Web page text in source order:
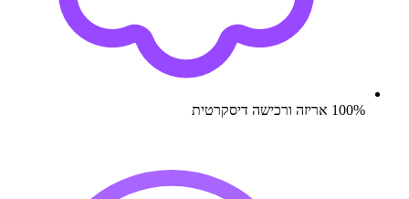
100% אריזה ורכישה דיסקרטית